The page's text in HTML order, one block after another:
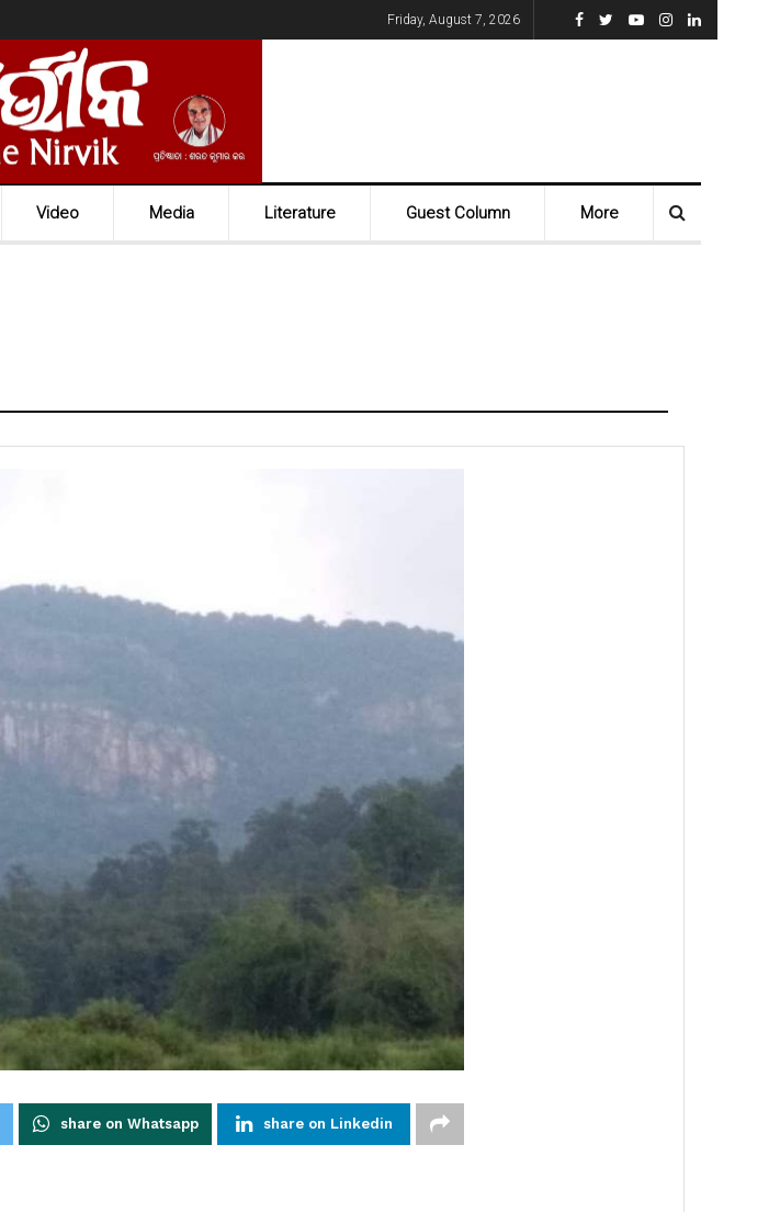
Friday, August 7, 2026
Video Media Literature Guest Column More
share on Whatsapp share on Linkedin